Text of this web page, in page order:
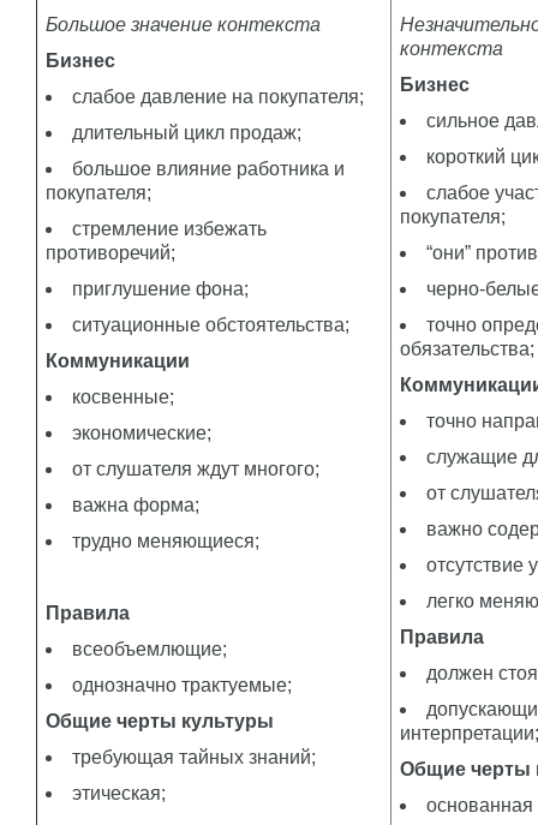
Большое значение контекста
Бизнес
слабое давление на покупателя;
длительный цикл продаж;
большое влияние работника и
покупателя;
стремление избежать
противоречий;
приглушение фона;
ситуационные обстоятельства;
Коммуникации
косвенные;
экономические;
от слушателя ждут многого;
важна форма;
трудно меняющиеся;
Правила
всеобъемлющие;
однозначно трактуемые;
Общие черты культуры
требующая тайных знаний;
этическая;
контекста
Бизнес
сильное
короткий
слабое
покупателя;
“они”
черно-
точно
обязательства;
точно
служащие
от
важно
отсутствие
легко
Правила
должен
интерпретации;
Общие черты
основанная